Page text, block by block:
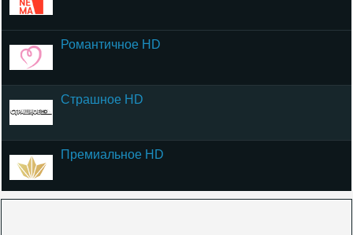
Романтичное HD
Страшное HD
Премиальное HD